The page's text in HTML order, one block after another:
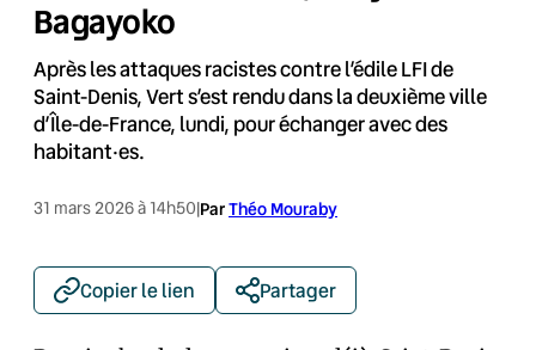
Bagayoko
Après les attaques racistes contre l’édile LFI de
Saint-Denis, Vert s’est rendu dans la deuxième ville
d’Île-de-France, lundi, pour échanger avec des
habitant·es.
31 mars 2026 à 14h50|ParThéo Mouraby
Copier le lien Partager